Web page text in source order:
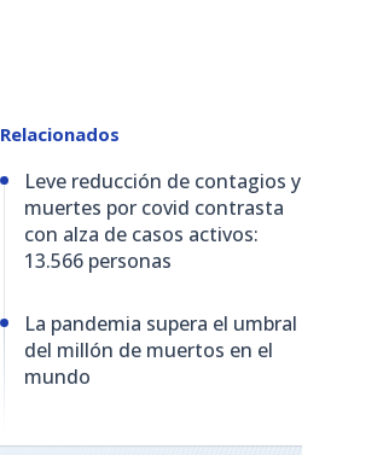
Relacionados
Leve reducción de contagios y
muertes por covid contrasta
con alza de casos activos:
13.566 personas
La pandemia supera el umbral
del millón de muertos en el
mundo